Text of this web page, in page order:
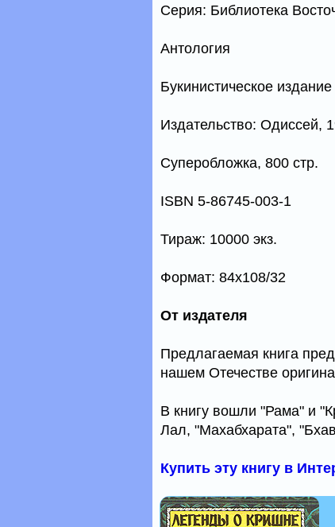
Серия: Библиотека
Антология
Букинистическое издание
Издательство: Одиссей,
Суперобложка, 800 стр.
ISBN 5-86745-003-1
Тираж: 10000 экз.
Формат: 84x108/32
От издателя
Предлагаемая книга
нашем Отечестве
В книгу вошли "Рама" и
Лал, "Махабхарата",
Купить эту книгу в